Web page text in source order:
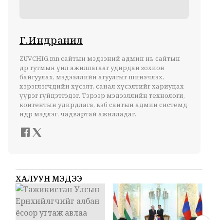
Г.Индранил
ZUVCHIG.mn сайтын мэдээний админ нь сайтын
өдөр тутмын үйл ажиллагааг удирдан зохион
байгуулах, мэдээллийн агуулгыг шинэчлэх,
хэрэглэгчдийн хүсэлт, санал хүсэлтийг хариуцах
үүрэг гүйцэтгэдэг. Тэрээр мэдээллийн технологи,
контентын удирдлага, вэб сайтын админ системд
өндөр мэдлэг, чадвартай ажилладаг.
ХАЛУУН МЭДЭЭ